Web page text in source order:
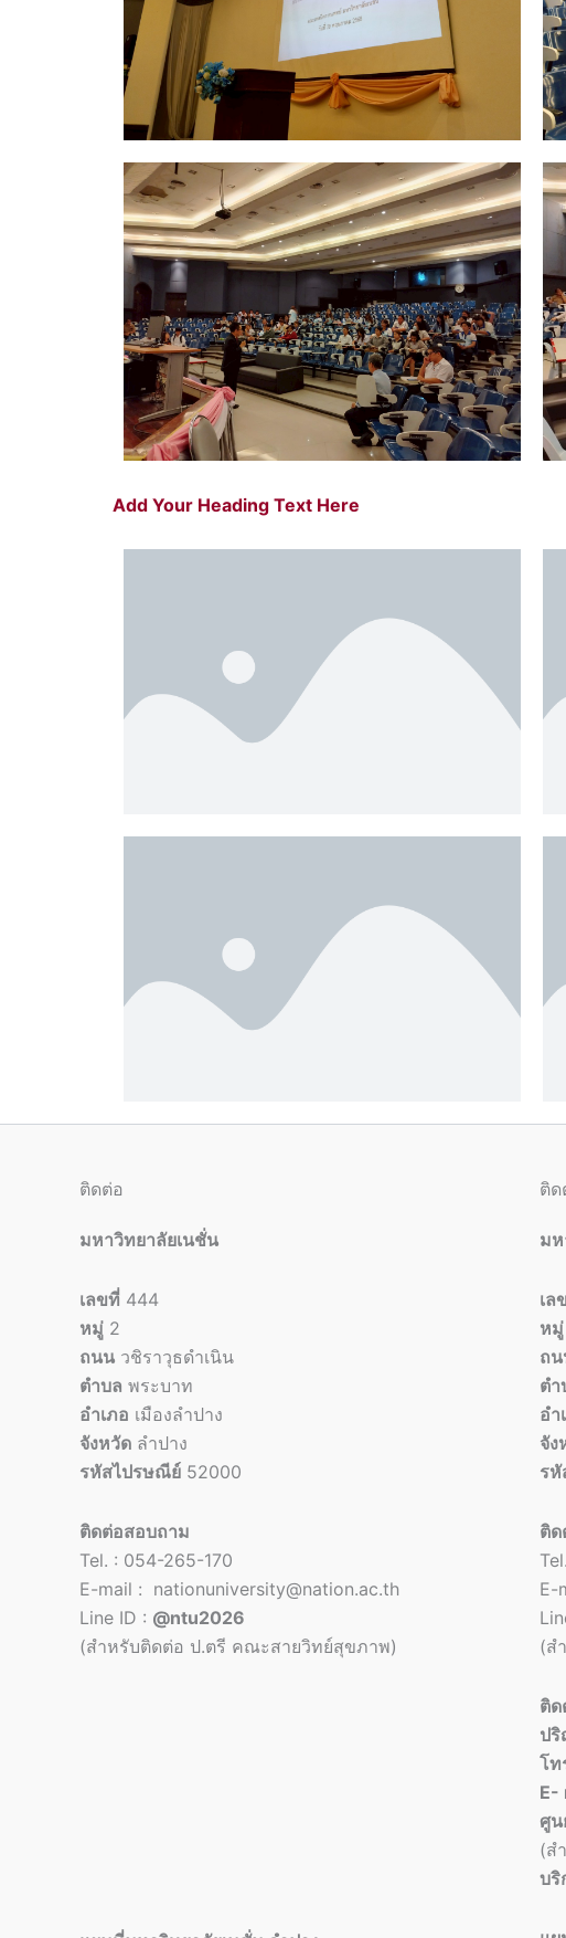
Add Your Heading Text Here
ติดต่อ
มหาวิทยาลัยเนชั่น
เลขที่ 444
หมู่ 2
ถนน วชิราวุธดำเนิน
ตำบล พระบาท
อำเภอ เมืองลำปาง
จังหวัด ลำปาง
รหัสไปรษณีย์ 52000
ติดต่อสอบถาม
Tel. : 054-265-170
E-mail : nationuniversity@nation.ac.th
Line ID : @ntu2026
(สำหรับติดต่อ ป.ตรี คณะสายวิทย์สุขภาพ)
ติด
มห
เล
หมู่
ถ
ตำ
อำ
จัง
ร
ติ
E-
(ส
ติ
ป
โท
E-
ศูน
(ส
บริ